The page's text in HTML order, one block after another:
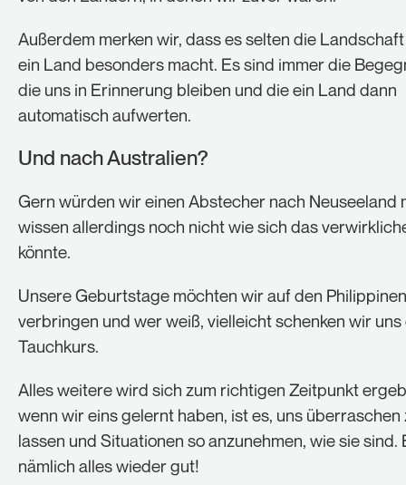
Außerdem merken wir, dass es selten die
ein Land besonders macht. Es sind immer die
die uns in Erinnerung bleiben und die ein Land dann
automatisch aufwerten.
Und nach Australien?
Gern würden wir einen Abstecher nach Neuseeland
wissen allerdings noch nicht wie sich das
könnte.
Unsere Geburtstage möchten wir auf den Philippinen
verbringen und wer weiß, vielleicht schenken wir uns
Tauchkurs.
Alles weitere wird sich zum richtigen Zeitpunkt
wenn wir eins gelernt haben, ist es, uns überraschen
lassen und Situationen so anzunehmen, wie sie sind.
nämlich alles wieder gut!